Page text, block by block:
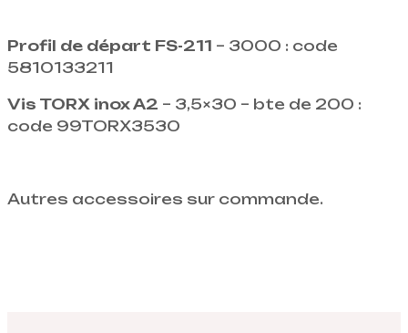
Profil de départ FS-211 – 3000 : code
5810133211
Vis TORX inox A2 – 3,5×30 – bte de 200 :
code 99TORX3530
Autres accessoires sur commande.